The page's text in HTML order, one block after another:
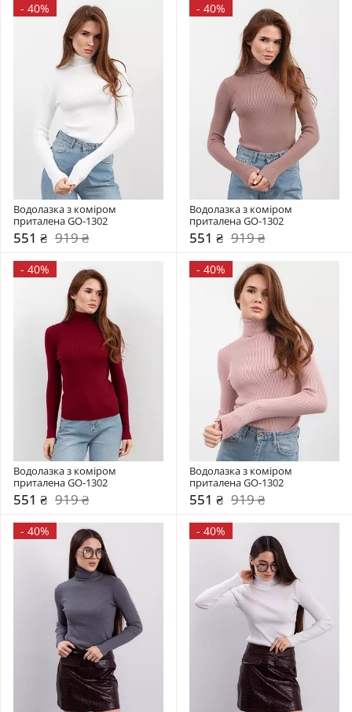
- 40%
Водолазка з коміром
приталена GO-1302
551 ₴ 919 ₴
- 40%
Водолазка з коміром
приталена GO-1302
551 ₴ 919 ₴
- 40%
Водолазка з коміром
приталена GO-1302
551 ₴ 919 ₴
- 40%
Водолазка з коміром
приталена GO-1302
551 ₴ 919 ₴
- 40% - 40%